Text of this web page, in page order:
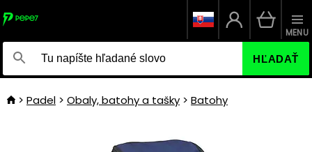
HĽADAŤ
MENU
Padel Obaly, batohy a tašky Batohy